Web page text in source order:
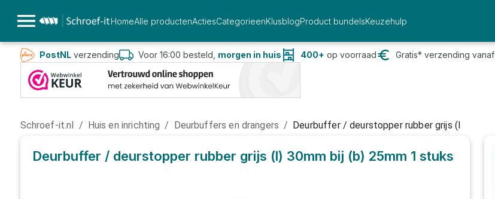
HomeAlle productenActiesCategorieenKlusblogProduct bundelsKeuzehulp
PostNLverzending Voor 16:00 besteld, morgen in huis 400+ op voorraad Gratis* verzending vanaf
Schroef-it.nl / Huis en inrichting / Deurbuffers en drangers / Deurbuffer / deurstopper rubber grijs (l
Deurbuffer / deurstopper rubber grijs (l) 30mm bij (b) 25mm 1 stuks